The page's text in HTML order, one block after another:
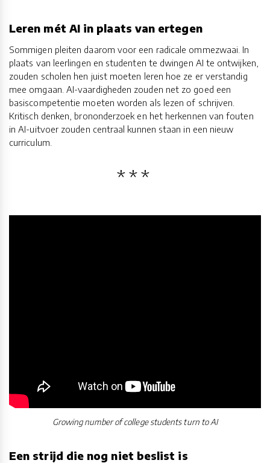
Leren mét AI in plaats van ertegen
Sommigen pleiten daarom voor een radicale ommezwaai. In
plaats van leerlingen en studenten te dwingen AI te ontwijken,
zouden scholen hen juist moeten leren hoe ze er verstandig
mee omgaan. AI-vaardigheden zouden net zo goed een
basiscompetentie moeten worden als lezen of schrijven.
Kritisch denken, brononderzoek en het herkennen van fouten
in AI-uitvoer zouden centraal kunnen staan in een nieuw
curriculum.
Growing number of college students turn to AI
Een strijd die nog niet beslist is